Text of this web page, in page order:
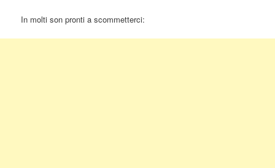
In molti son pronti a scommetterci: